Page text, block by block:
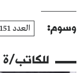
وسوم: العدد 151
للكاتب/ة